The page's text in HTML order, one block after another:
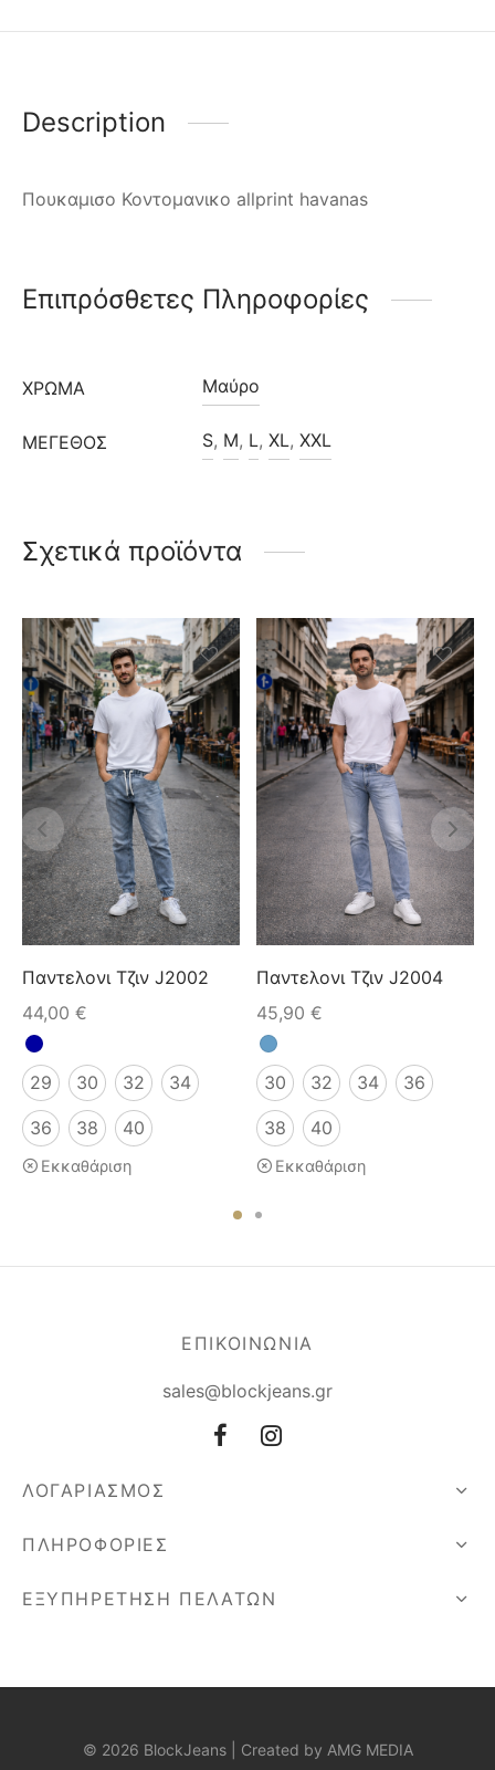
Description
Πουκαμισο Κοντομανικο allprint havanas
Επιπρόσθετες Πληροφορίες
ΧΡΩΜΑ Μαύρο
ΜΈΓΕΘΟΣ S, M, L, XL, XXL
Σχετικά προϊόντα
Παντελονι Τζιν J2002
44,00 €
29 30 32 34
36 38 40
Εκκαθάριση
Παντελονι Τζιν J2004
45,90 €
30 32 34 36
38 40
Εκκαθάριση
ΕΠΙΚΟΙΝΩΝΙΑ
sales@blockjeans.gr
ΛΟΓΑΡΙΑΣΜΟΣ
ΠΛΗΡΟΦΟΡΙΕΣ
ΕΞΥΠΗΡΕΤΗΣΗ ΠΕΛΑΤΩΝ
© 2026 BlockJeans | Created by AMG MEDIA